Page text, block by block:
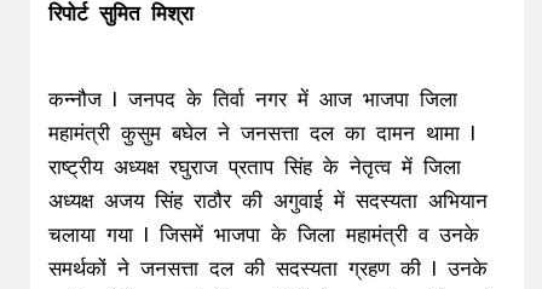
रिपोर्ट सुमित मिश्रा
कन्नौज l जनपद के तिर्वा नगर में आज भाजपा जिला
महामंत्री कुसुम बघेल ने जनसत्ता दल का दामन थामा l
राष्ट्रीय अध्यक्ष रघुराज प्रताप सिंह के नेतृत्व में जिला
अध्यक्ष अजय सिंह राठौर की अगुवाई में सदस्यता अभियान
चलाया गया l जिसमें भाजपा के जिला महामंत्री व उनके
समर्थकों ने जनसत्ता दल की सदस्यता ग्रहण की l उनके